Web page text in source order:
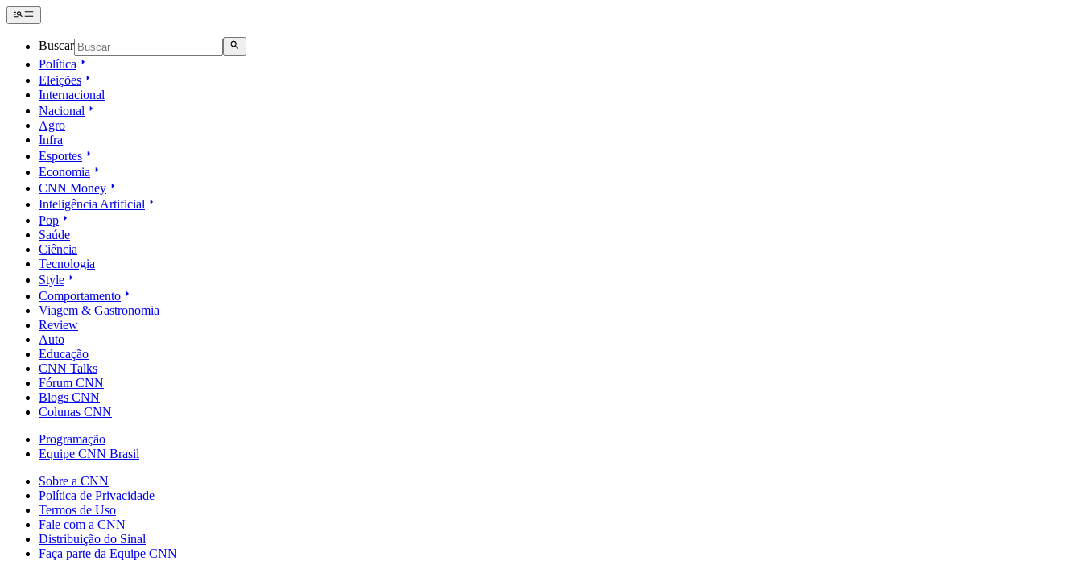
Buscar
Política
Eleições
Internacional
Nacional
Agro
Infra
Esportes
Economia
CNN Money
Inteligência Artificial
Pop
Saúde
Ciência
Tecnologia
Style
Comportamento
Viagem & Gastronomia
Review
Auto
Educação
CNN Talks
Fórum CNN
Blogs CNN
Colunas CNN
Programação
Equipe CNN Brasil
Sobre a CNN
Política de Privacidade
Termos de Uso
Fale com a CNN
Distribuição do Sinal
Faça parte da Equipe CNN